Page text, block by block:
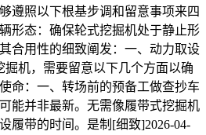
遵照以下根基步调和留意事项来四
形态：确保轮式挖掘机处于静止形
合用性的细致阐发：一、动力取设
掘机，需要留意以下几个方面以确
命：一、转场前的预备工做查抄车
能并非最新。无需像履带式挖掘机
履带的时间。是制[细致]2026-04-